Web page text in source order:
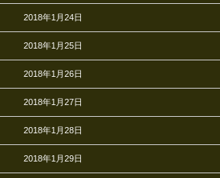
2018年1月24日
2018年1月25日
2018年1月26日
2018年1月27日
2018年1月28日
2018年1月29日